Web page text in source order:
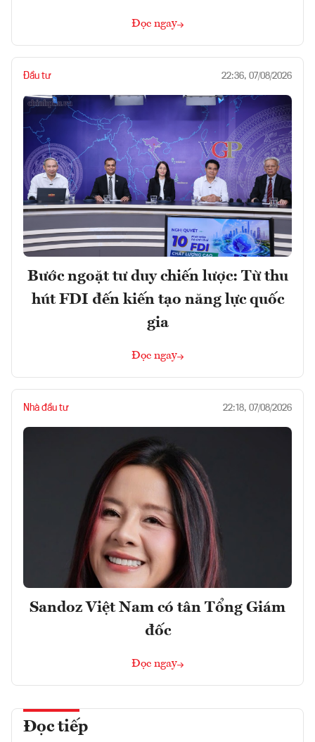
Đọc ngay
Đầu tư 22:36, 07/08/2026
Bước ngoặt tư duy chiến lược: Từ thu
hút FDI đến kiến tạo năng lực quốc
gia
Đọc ngay
Nhà đầu tư 22:18, 07/08/2026
Sandoz Việt Nam có tân Tổng Giám
đốc
Đọc ngay
Đọc tiếp